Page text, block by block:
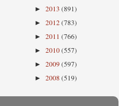
► 2013 (891)
► 2012(783)
► 2011 (766)
► 2010(557)
► 2009(597)
► 2008 (519)